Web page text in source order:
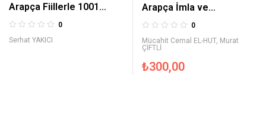
Arapça Fiillerle 1001
Cümle
0
Serhat YAKICI
Arapça İmla ve
Kompozisyon
0
Mücahit Cemal EL-HUT, Murat
ÇİFTLİ
₺300,00